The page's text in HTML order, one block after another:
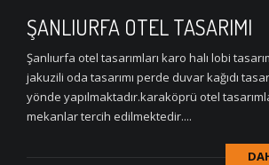
ŞANLIURFA OTEL TASARIMI
Şanlıurfa otel tasarımları karo halı lobi
jakuzili oda tasarımı perde duvar kağıdı
yönde yapılmaktadır.karaköprü otel
mekanlar tercih edilmektedir....